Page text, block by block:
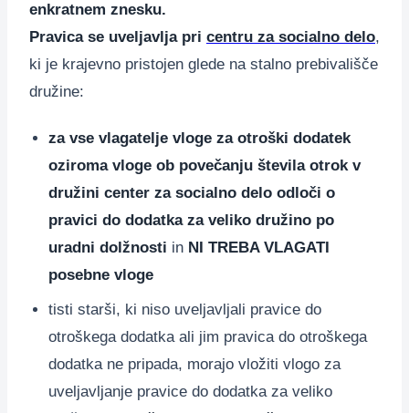
enkratnem znesku.
Pravica se uveljavlja pri centru za socialno delo,
ki je krajevno pristojen glede na stalno prebivališče
družine:
za vse vlagatelje vloge za otroški dodatek
oziroma vloge ob povečanju števila otrok v
družini center za socialno delo odloči o
pravici do dodatka za veliko družino po
uradni dolžnosti inNI TREBA VLAGATI
posebne vloge
tisti starši, ki niso uveljavljali pravice do
otroškega dodatka ali jim pravica do otroškega
dodatka ne pripada, morajo vložiti vlogo za
uveljavljanje pravice do dodatka za veliko